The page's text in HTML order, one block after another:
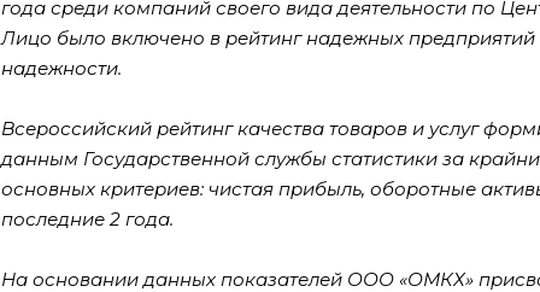
года среди компаний своего вида деятельности по
Лицо было включено в рейтинг надежных
надежности.
Всероссийский рейтинг качества товаров и услуг
данным Государственной службы статистики за
основных критериев: чистая прибыль, оборотные
последние 2 года.
На основании данных показателей ООО «ОМКХ»